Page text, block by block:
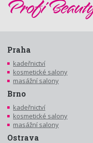
Praha
kadeřnictví
kosmetické salony
masážní salony
Brno
kadeřnictví
kosmetické salony
masážní salony
Ostrava